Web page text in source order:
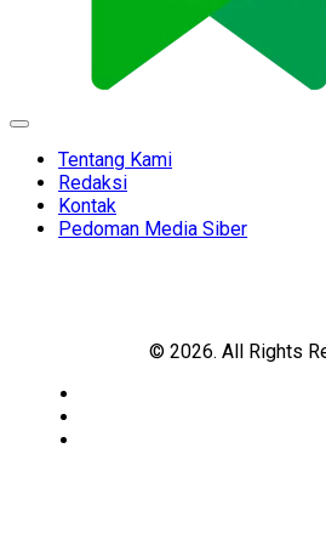
Expand
Tentang Kami
Redaksi
Kontak
Pedoman Media Siber
© 2026. All Rights